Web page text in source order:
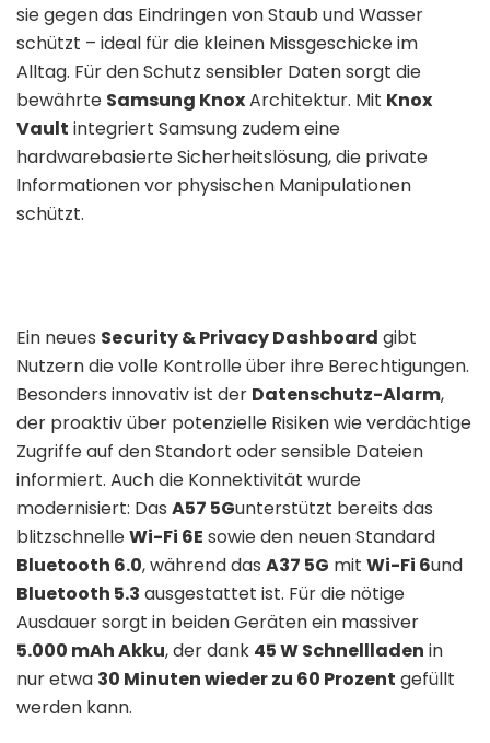
sie gegen das Eindringen von Staub und Wasser
schützt – ideal für die kleinen Missgeschicke im
Alltag. Für den Schutz sensibler Daten sorgt die
bewährte Samsung KnoxArchitektur. Mit Knox
Vault integriert Samsung zudem eine
hardwarebasierte Sicherheitslösung, die private
Informationen vor physischen Manipulationen
schützt.
Ein neues Security & Privacy Dashboard gibt
Nutzern die volle Kontrolle über ihre Berechtigungen.
Besonders innovativ ist der Datenschutz-Alarm,
der proaktiv über potenzielle Risiken wie verdächtige
Zugriffe auf den Standort oder sensible Dateien
informiert. Auch die Konnektivität wurde
modernisiert: Das A57 5Gunterstützt bereits das
blitzschnelleWi-Fi 6E sowie den neuen Standard
Bluetooth 6.0, während das A37 5G mit Wi-Fi 6und
Bluetooth 5.3 ausgestattet ist. Für die nötige
Ausdauer sorgt in beiden Geräten ein massiver
5.000 mAh Akku, der dank 45 W Schnellladen in
nur etwa 30 Minuten wieder zu 60 Prozent gefüllt
werden kann.